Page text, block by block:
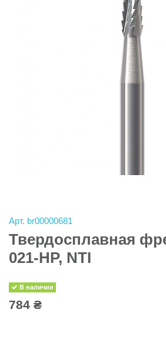
Арт. br00000681
Твердосплавная
021-HP, NTI
В наличии
784 ₴